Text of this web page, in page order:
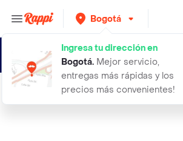
Bogotá
Ingresa tu dirección en
Bogotá. Mejor servicio,
entregas más rápidas y los
precios más convenientes!
abrigo flipper navy talla m mujer m